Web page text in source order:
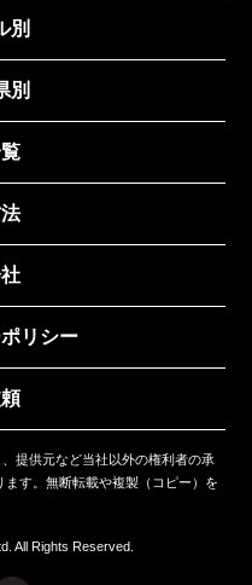
別
別
リシー
提供元など当社以外の権利者の承
す。無断転載や複製（コピー）を
All Rights Reserved.